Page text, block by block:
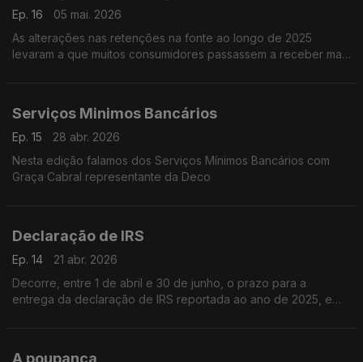
Ep. 16
05 mai. 2026
As alterações nas retenções na fonte ao longo de 2025
levaram a que muitos consumidores passassem a receber mais
Serviços Minimos Bancários
Ep. 15
28 abr. 2026
Nesta edição falamos dos Serviços Mínimos Bancários com
Graça Cabral representante da Deco
Declaração de IRS
Ep. 14
21 abr. 2026
Decorre, entre 1 de abril e 30 de junho, o prazo para a
entrega da declaração de IRS reportada ao ano de 2025, e
A poupança